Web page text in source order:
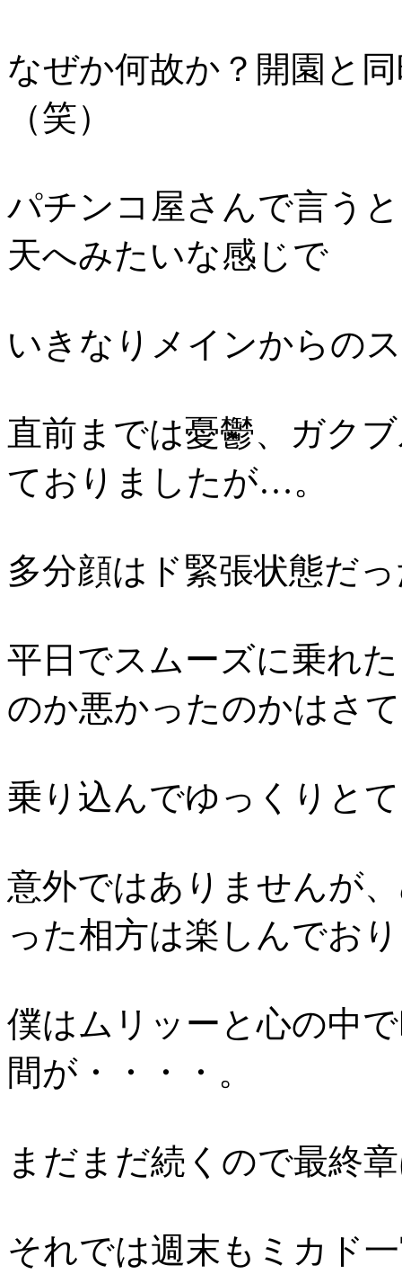
なぜか何故か？開園と
（笑）
パチンコ屋さんで言う
天へみたいな感じで
いきなりメインからの
直前までは憂鬱、ガク
ておりましたが…。
多分顔はド緊張状態だ
平日でスムーズに乗れ
のか悪かったのかはさ
乗り込んでゆっくりと
意外ではありませんが
った相方は楽しんでお
僕はムリッーと心の中
間が・・・・。
まだまだ続くので最終
それでは週末もミカド